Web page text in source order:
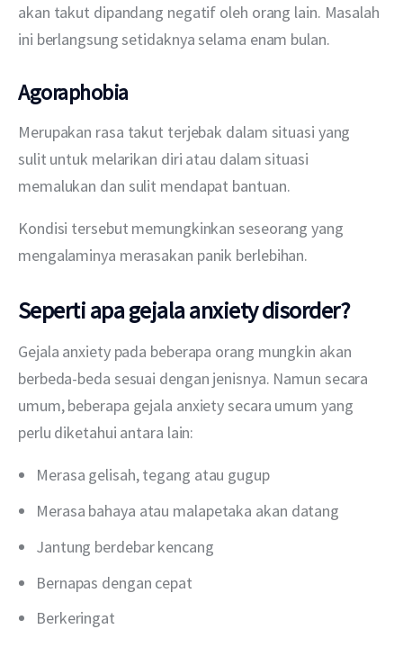
akan takut dipandang negatif oleh orang lain. Masalah
ini berlangsung setidaknya selama enam bulan.
Agoraphobia
Merupakan rasa takut terjebak dalam situasi yang
sulit untuk melarikan diri atau dalam situasi
memalukan dan sulit mendapat bantuan.
Kondisi tersebut memungkinkan seseorang yang
mengalaminya merasakan panik berlebihan.
Seperti apa gejala anxiety disorder?
Gejala anxiety pada beberapa orang mungkin akan
berbeda-beda sesuai dengan jenisnya. Namun secara
umum, beberapa gejala anxiety secara umum yang
perlu diketahui antara lain:
Merasa gelisah, tegang atau gugup
Merasa bahaya atau malapetaka akan datang
Jantung berdebar kencang
Bernapas dengan cepat
Berkeringat